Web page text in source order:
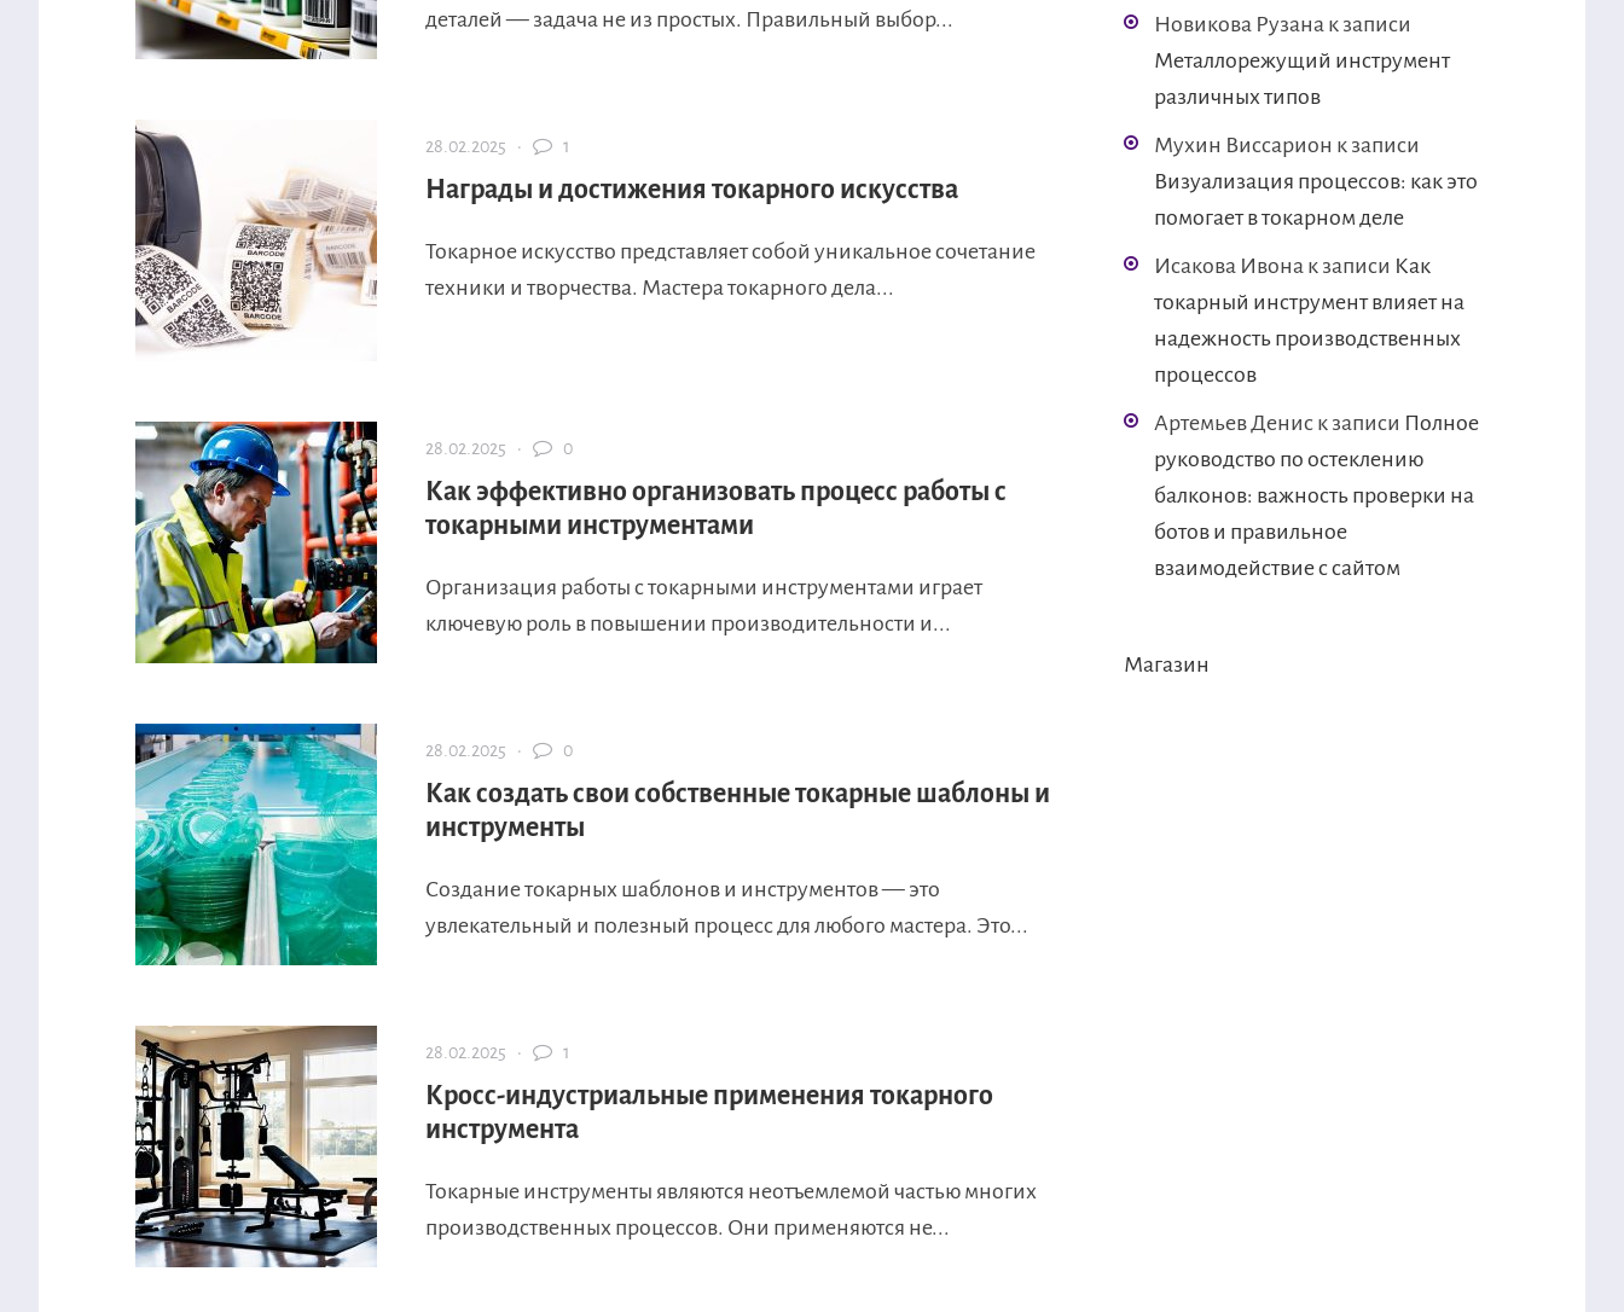
деталей — задача не из простых. Правильный выбор...
28.02.2025 · 1
Награды и достижения токарного искусства
Токарное искусство представляет собой уникальное сочетание
техники и творчества. Мастера токарного дела...
28.02.2025 · 0
Как эффективно организовать процесс работы с
токарными инструментами
Организация работы с токарными инструментами играет
ключевую роль в повышении производительности и...
28.02.2025 · 0
Как создать свои собственные токарные шаблоны и
инструменты
Создание токарных шаблонов и инструментов — это
увлекательный и полезный процесс для любого мастера. Это...
28.02.2025 · 1
Кросс-индустриальные применения токарного
инструмента
Токарные инструменты являются неотъемлемой частью многих
производственных процессов. Они применяются не...
Новикова Рузана к записи
Металлорежущий инструмент
различных типов
Мухин Виссарион к записи
Визуализация процессов: как это
помогает в токарном деле
Исакова Ивона к записи Как
токарный инструмент влияет на
надежность производственных
процессов
Артемьев Дениск записи Полное
руководство по остеклению
балконов: важность проверки на
ботов и правильное
взаимодействие с сайтом
Магазин